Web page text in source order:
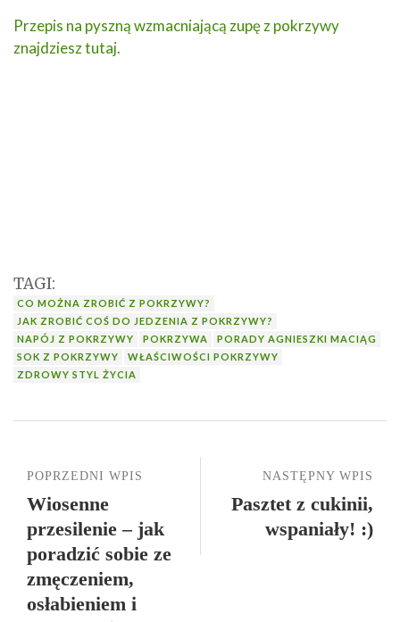
Przepis na pyszną wzmacniającą zupę z pokrzywy
znajdziesz tutaj.
TAGI:
CO MOŻNA ZROBIĆ Z POKRZYWY?
JAK ZROBIĆ COŚ DO JEDZENIA Z POKRZYWY?
NAPÓJ Z POKRZYWY
POKRZYWA
PORADY AGNIESZKI MACIĄG
SOK Z POKRZYWY
WŁAŚCIWOŚCI POKRZYWY
ZDROWY STYL ŻYCIA
NASTĘPNY WPIS
Pasztet z cukinii,
wspaniały! :)
POPRZEDNI WPIS
Wiosenne
przesilenie – jak
poradzić sobie ze
zmęczeniem,
osłabieniem i